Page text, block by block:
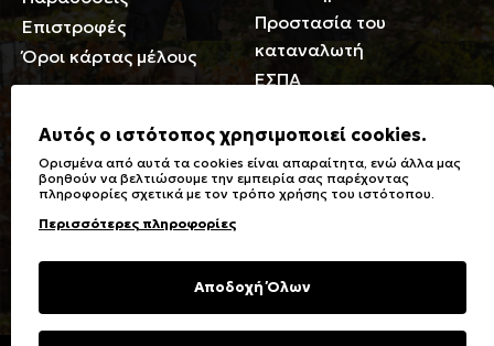
Επιστροφές
Όροι κάρτας μέλους
Προστασία του
καταναλωτή
ΕΣΠΑ
Γενικά
Καταστήματα
Ειδικές Εκπτώσεις ΑμΕΑ
Δωροκάρτες
Συχνές Ερωτήσεις
Φροντίδα Ρούχων
Σύμβολα πλύσης,
σιδερώματος
υφασμάτων
Επικοινωνία
Αυτός ο ιστότοπος χρησιμοποιεί cookies.
Ορισμένα από αυτά τα cookies είναι απαραίτητα, ενώ άλλα μας
βοηθούν να βελτιώσουμε την εμπειρία σας παρέχοντας
πληροφορίες σχετικά με τον τρόπο χρήσης του ιστότοπου.
Περισσότερες πληροφορίες
Αποδοχή Όλων